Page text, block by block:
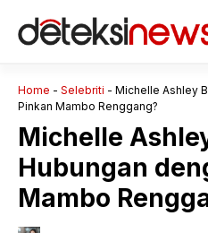
Home - Selebriti - Michelle Ashley
Pinkan Mambo Renggang?
Michelle
Hubungan
Mambo